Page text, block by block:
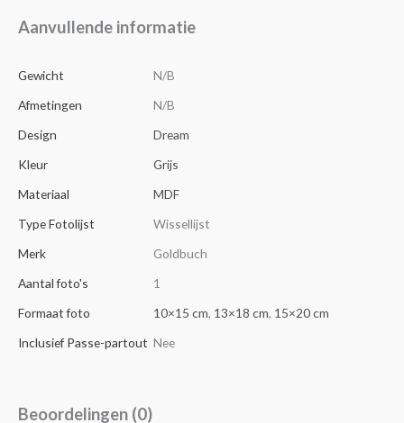
Aanvullende informatie
Gewicht
N/B
Afmetingen
N/B
Design
Dream
Kleur
Grijs
Materiaal
MDF
Type Fotolijst
Wissellijst
Merk
Goldbuch
Aantal foto's
1
Formaat foto
10×15 cm, 13×18 cm, 15×20 cm
Inclusief Passe-partout Nee
Beoordelingen (0)